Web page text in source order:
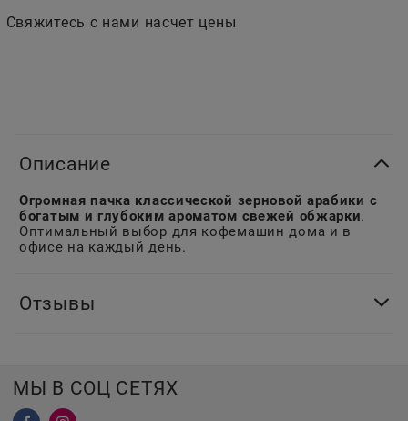
Свяжитесь с нами насчет цены
Описание
Огромная пачка классической зерновой арабики с
богатым и глубоким ароматом свежей обжарки.
Оптимальный выбор для кофемашин дома и в
офисе на каждый день.
Отзывы
МЫ В СОЦ СЕТЯХ